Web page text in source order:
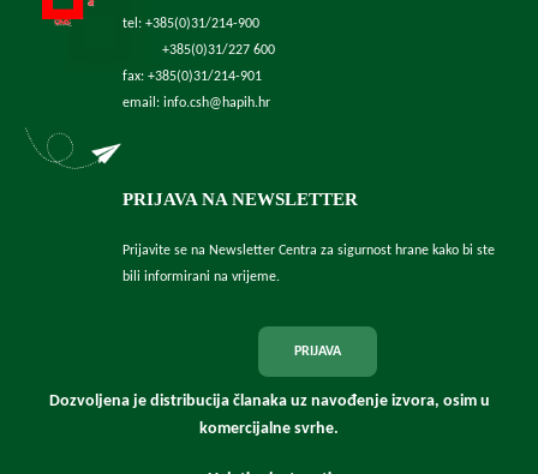
tel: +385(0)31/214-900
+385(0)31/227 600
fax: +385(0)31/214-901
email: info.csh@hapih.hr
PRIJAVA NA NEWSLETTER
Prijavite se na Newsletter Centra za sigurnost hrane kako bi ste
bili informirani na vrijeme.
PRIJAVA
Dozvoljena je distribucija članaka uz navođenje izvora, osim u
komercijalne svrhe.